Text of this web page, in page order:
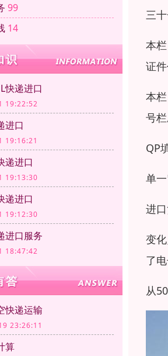
99
14
快递进口
19:22:52
进口
19:16:21
递进口
19:13:30
递进口
19:12:30
进口服务
18:47:42
快递运输
23:26:11
算
三
本
证
本
号
QP
单
进
变
了
从